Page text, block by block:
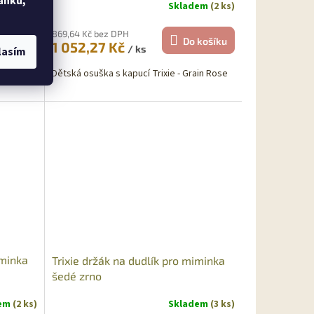
(5 ks)
- 6
Skladem (2 ks)
869,64 Kč bez DPH
1 052,27 Kč / ks
Do košíku
Dětská osuška s kapucí Trixie - Grain Rose
(2 ks)
Trixie držák na dudlík pro miminka
šedé zrno
Skladem (3 ks)